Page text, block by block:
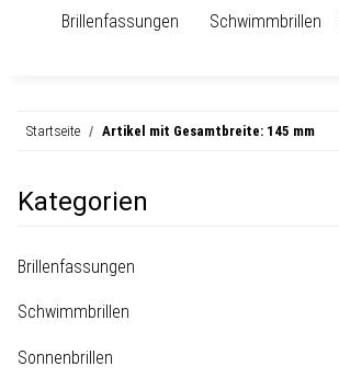
Brillenfassungen Schwimmbrillen
Startseite Artikel mit Gesamtbreite: 145 mm
Kategorien
Brillenfassungen
Schwimmbrillen
Sonnenbrillen